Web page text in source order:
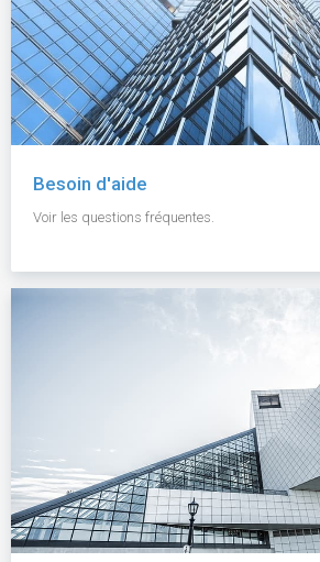
Besoin d'aide
Voir les questions fréquentes.